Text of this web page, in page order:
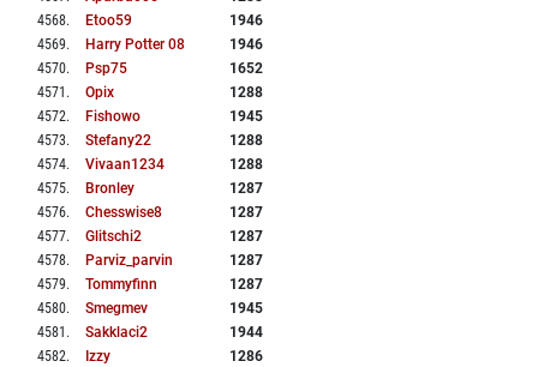
4568. Etoo59
1946
4569. Harry Potter 08
1946
4570. Psp75
1652
4571 . Opix
1288
4572. Fishowo
1945
4573. Stefany22
1288
4574. Vivaan1234
1288
4575. Bronley
1287
4576. Chesswise8
1287
4577. Glitschi2
1287
4578. Parviz_parvin
1287
4579. Tommyfinn
1287
4580. Smegmev
1945
4581 . Sakklaci2
1944
4582. Izzy
1286